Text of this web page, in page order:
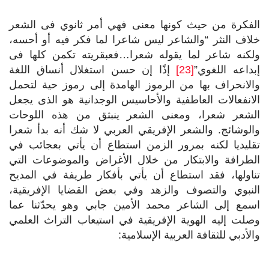
الفكرة من حيث كونها معنى فهي أمر ثانوي فى الشعر
خلاف النثر “والشاعر ليس شاعرا لما فكر فيه أو أحسه،
ولكنه شاعر لما يقوله شعرا…فعبقريته تكمن كلها فى
إبداعه اللغوي”[23]
إذًا إن حسن استغلال أنساق اللغة
والانحراف بها من الرموز الهامدة إلى رموز حية لتحمل
الانفعالات العاطفية والأحاسيس الوجدانية هو الذى يجعل
الشعر شعرا، ومعنى الشعر ينبثق من هذه اللوحات
والوشائج. والشعر الإفريقي العربي لا شك أنه بدأ شعرا
تقليديا لكنه بمرور الزمن استطاع أن يأتي بعجائب في
الطرافة والابتكار من خلال الأغراض والموضوعات التي
تناولها، فقد استطاع أن يأتي بأفكار طريفة في المديح
النبوي والتصوف والزهد وفي بعض القضايا الإفريقية،
اسمع إلى الشاعر محمد الأمين جابي وهو يحدّثنا عما
وصلت إليه الهوية الإفريقية في استيعاب التراث العلمي
والأدبي للثقافة العربية الإسلامية: